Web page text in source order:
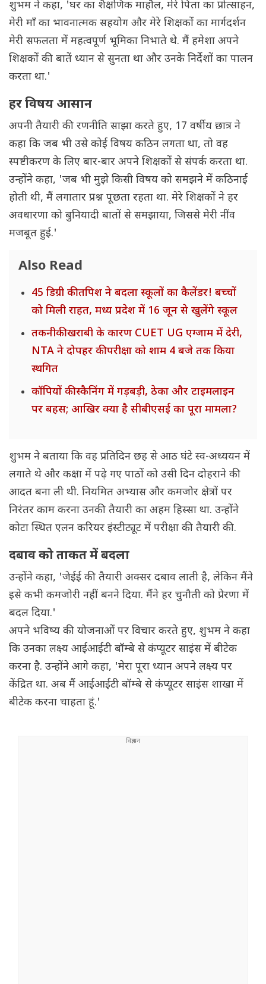
शुभम ने कहा, 'घर का शैक्षणिक माहौल, मेरे पिता का प्रोत्साहन,
मेरी माँ का भावनात्मक सहयोग और मेरे शिक्षकों का मार्गदर्शन
मेरी सफलता में महत्वपूर्ण भूमिका निभाते थे. मैं हमेशा अपने
शिक्षकों की बातें ध्यान से सुनता था और उनके निर्देशों का पालन
करता था.'
हर विषय आसान
अपनी तैयारी की रणनीति साझा करते हुए, 17 वर्षीय छात्र ने
कहा कि जब भी उसे कोई विषय कठिन लगता था, तो वह
स्पष्टीकरण के लिए बार-बार अपने शिक्षकों से संपर्क करता था.
उन्होंने कहा, 'जब भी मुझे किसी विषय को समझने में कठिनाई
होती थी, मैं लगातार प्रश्न पूछता रहता था. मेरे शिक्षकों ने हर
अवधारणा को बुनियादी बातों से समझाया, जिससे मेरी नींव
मजबूत हुई.'
Also Read
45 डिग्री की तपिश ने बदला स्कूलों का कैलेंडर! बच्चों
को मिली राहत, मध्य प्रदेश में 16 जून से खुलेंगे स्कूल
तकनीकी खराबी के कारण CUET UG एग्जाम में देरी,
NTA ने दोपहर की परीक्षा को शाम 4 बजे तक किया
स्थगित
कॉपियों की स्कैनिंग में गड़बड़ी, ठेका और टाइमलाइन
पर बहस; आखिर क्या है सीबीएसई का पूरा मामला?
शुभम ने बताया कि वह प्रतिदिन छह से आठ घंटे स्व-अध्ययन में
लगाते थे और कक्षा में पढ़े गए पाठों को उसी दिन दोहराने की
आदत बना ली थी. नियमित अभ्यास और कमजोर क्षेत्रों पर
निरंतर काम करना उनकी तैयारी का अहम हिस्सा था. उन्होंने
कोटा स्थित एलन करियर इंस्टीट्यूट में परीक्षा की तैयारी की.
दबाव को ताकत में बदला
उन्होंने कहा, 'जेईई की तैयारी अक्सर दबाव लाती है, लेकिन मैंने
इसे कभी कमजोरी नहीं बनने दिया. मैंने हर चुनौती को प्रेरणा में
बदल दिया.'
अपने भविष्य की योजनाओं पर विचार करते हुए, शुभम ने कहा
कि उनका लक्ष्य आईआईटी बॉम्बे से कंप्यूटर साइंस में बीटेक
करना है. उन्होंने आगे कहा, 'मेरा पूरा ध्यान अपने लक्ष्य पर
केंद्रित था. अब मैं आईआईटी बॉम्बे से कंप्यूटर साइंस शाखा में
बीटेक करना चाहता हूं.'